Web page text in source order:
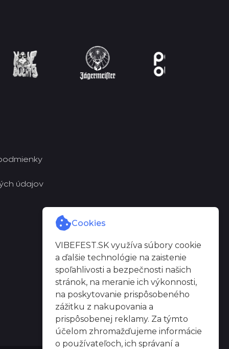
údajov
Cookies
VIBEFEST.SK využíva súbory cookie
a ďalšie technológie na zaistenie
spoľahlivosti a bezpečnosti našich
stránok, na meranie ich výkonnosti,
na poskytovanie prispôsobeného
zážitku z nakupovania a
prispôsobenej reklamy. Za týmto
účelom zhromažďujeme informácie
o používateľoch, ich správaní a